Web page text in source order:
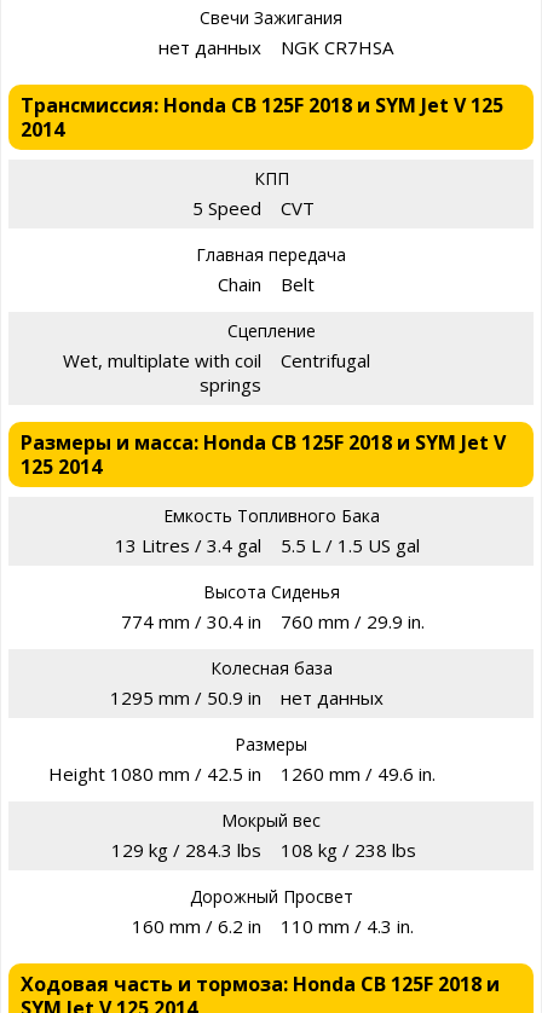
Свечи Зажигания
нет данных NGK CR7HSA
Трансмиссия: Honda CB 125F 2018 и SYM Jet V 125
2014
КПП
5 Speed CVT
Главная передача
Chain Belt
Сцепление
Wet, multiplate with coil
springs
Centrifugal
Размеры и масса: Honda CB 125F 2018 и SYM Jet V
125 2014
Емкость Топливного Бака
13 Litres / 3.4 gal 5.5 L / 1.5 US gal
Высота Сиденья
774 mm / 30.4 in 760 mm / 29.9 in.
Колесная база
1295 mm / 50.9 in нет данных
Размеры
Height 1080 mm / 42.5 in 1260 mm / 49.6 in.
Мокрый вес
129 kg / 284.3 lbs 108 kg / 238 lbs
Дорожный Просвет
160 mm / 6.2 in 110 mm / 4.3 in.
Ходовая часть и тормоза: Honda CB 125F 2018 и